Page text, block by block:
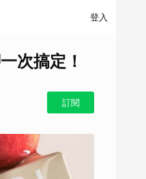
登入
次搞定！
訂閱